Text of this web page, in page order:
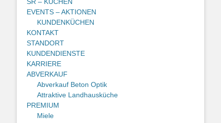
EVENTS – AKTIONEN
KUNDENKÜCHEN
KONTAKT
STANDORT
KUNDENDIENSTE
KARRIERE
ABVERKAUF
Abverkauf Beton Optik
Attraktive Landhausküche
PREMIUM
Miele